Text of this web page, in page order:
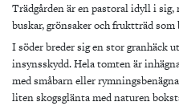
Trädgården är en pastoral idyll i
buskar, grönsaker och fruktträd
I söder breder sig en stor granhäck
insynsskydd. Hela tomten är
med småbarn eller
liten skogsglänta med naturen